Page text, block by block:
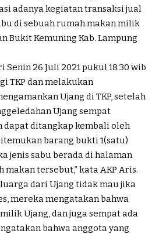
adanya kegiatan transaksi jual
di sebuah rumah makan milik
Bukit Kemuning Kab. Lampung
Senin 26 Juli 2021 pukul 18.30 wib
TKP dan melakukan
Ujang di TKP, setelah
Ujang sempat
ditangkap kembali oleh
barang bukti 1(satu)
jenis sabu berada di halaman
makan tersebut,” kata AKP Aris.
dari Ujang tidak mau jika
mereka mengatakan bahwa
Ujang, dan juga sempat ada
bahwa anggota yang